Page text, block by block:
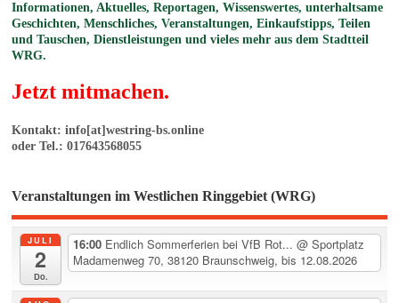
Informationen, Aktuelles, Reportagen, Wissenswertes, unterhaltsame
Geschichten, Menschliches, Veranstaltungen, Einkaufstipps, Teilen
und Tauschen, Dienstleistungen und vieles mehr aus dem Stadtteil
WRG.
Jetzt mitmachen.
Kontakt: info[at]westring-bs.online
oder Tel.: 017643568055
Veranstaltungen im Westlichen Ringgebiet (WRG)
JULI
2
Do.
16:00 Endlich Sommerferien bei VfB Rot...@ Sportplatz
Madamenweg 70, 38120 Braunschweig, bis 12.08.2026